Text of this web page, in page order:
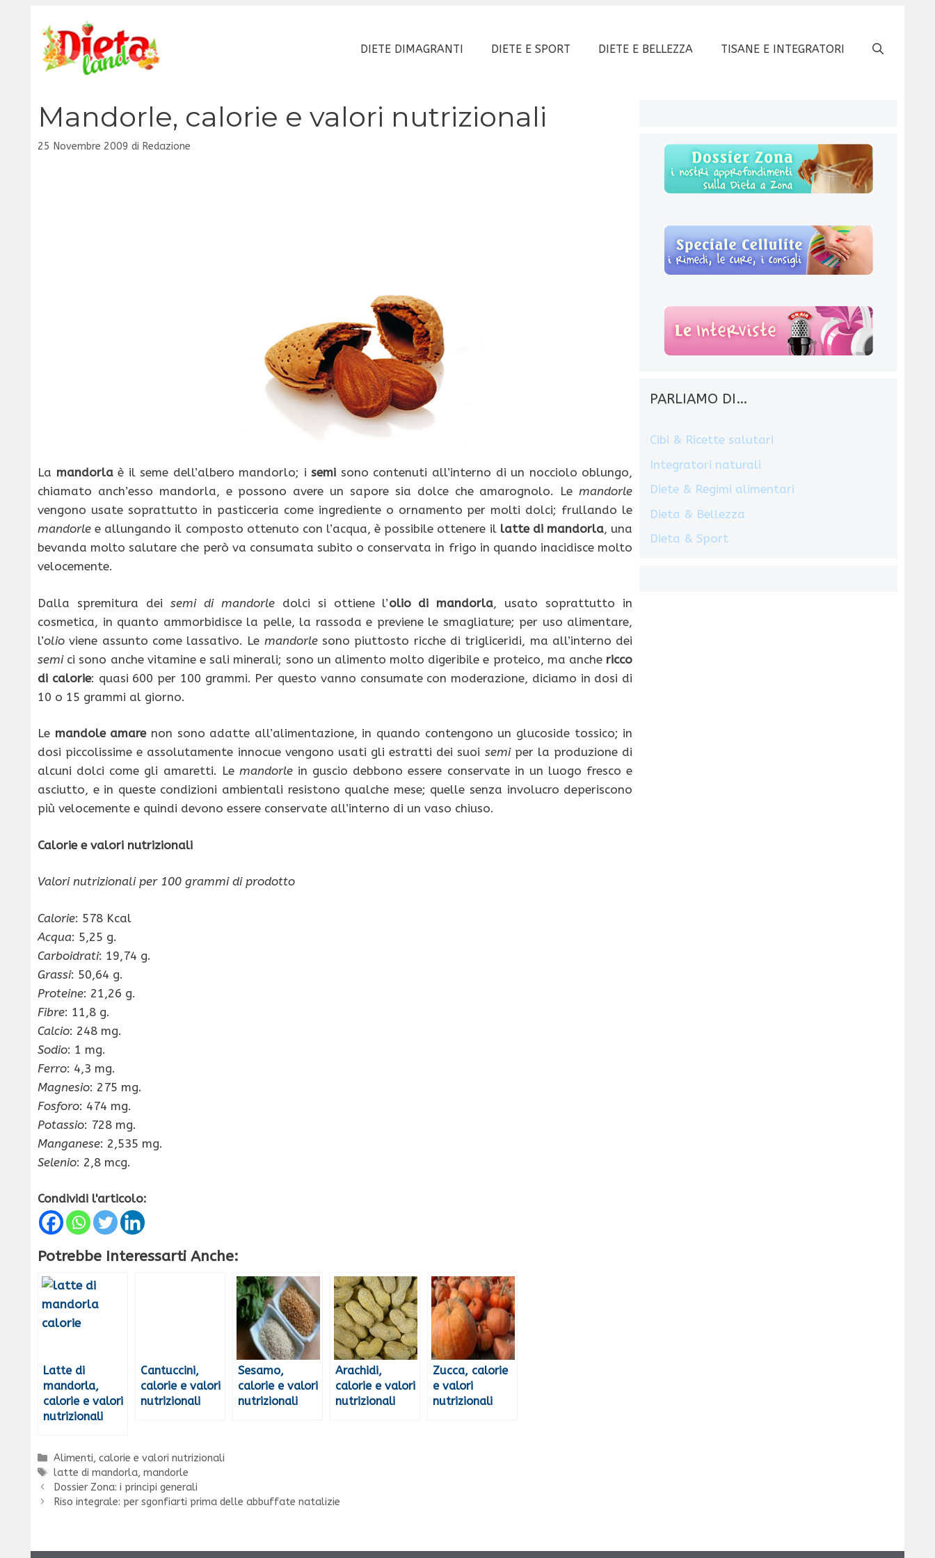
contenuto
DIETE DIMAGRANTI DIETE E SPORT DIETE E BELLEZZA TISANE E INTEGRATORI
Mandorle, calorie e valori nutrizionali
25 Novembre 2009 di Redazione
La mandorlaè il seme dell’albero mandorlo; isemi sono contenuti all’interno di un nocciolo oblungo,
chiamato anch’esso mandorla, e possono avere un sapore sia dolce che amarognolo. Lemandorle
vengono usate soprattutto in pasticceria come ingrediente o ornamento per molti dolci; frullando le
mandorle e allungando il composto ottenuto con l’acqua, è possibile ottenere il latte di mandorla, una
bevanda molto salutare che però va consumata subito o conservata in frigo in quando inacidisce molto
velocemente.
Dalla spremitura dei semi di mandorledolci si ottiene l’olio di mandorla, usato soprattutto in
cosmetica, in quanto ammorbidisce la pelle, la rassoda e previene le smagliature; per uso alimentare,
l’olio viene assunto come lassativo. Le mandorlesono piuttosto ricche di trigliceridi, ma all’interno dei
semici sono anche vitamine e sali minerali; sono un alimento molto digeribile e proteico, ma anche ricco
di calorie: quasi 600 per 100 grammi. Per questo vanno consumate con moderazione, diciamo in dosi di
10 o 15 grammi al giorno.
Le mandole amarenon sono adatte all’alimentazione, in quando contengono un glucoside tossico; in
dosi piccolissime e assolutamente innocue vengono usati gli estratti dei suoi semiper la produzione di
alcuni dolci come gli amaretti. Le mandorlein guscio debbono essere conservate in un luogo fresco e
asciutto, e in queste condizioni ambientali resistono qualche mese; quelle senza involucro deperiscono
più velocemente e quindi devono essere conservate all’interno di un vaso chiuso.
Calorie e valori nutrizionali
Valori nutrizionali per 100 grammi di prodotto
Calorie: 578 Kcal
Acqua: 5,25 g.
Carboidrati: 19,74 g.
Grassi: 50,64 g.
Proteine: 21,26 g.
Fibre: 11,8 g.
Calcio: 248 mg.
Sodio: 1 mg.
Ferro: 4,3 mg.
Magnesio: 275 mg.
Fosforo: 474 mg.
Potassio: 728 mg.
Manganese: 2,535 mg.
Selenio: 2,8 mcg.
Condividi l'articolo:
Potrebbe Interessarti Anche:
Latte di
mandorla,
calorie e valori
nutrizionali
Cantuccini,
calorie e valori
nutrizionali
Sesamo,
calorie e valori
nutrizionali
Arachidi,
calorie e valori
nutrizionali
Zucca, calorie
e valori
nutrizionali
Categorie
Alimenti, calorie e valori nutrizionali
Tag
latte di mandorla,mandorle
Dossier Zona: i principi generali
Riso integrale: per sgonfiarti prima delle abbuffate natalizie
PARLIAMO DI…
Cibi & Ricette salutari
Integratori naturali
Diete & Regimi alimentari
Dieta & Bellezza
Dieta & Sport